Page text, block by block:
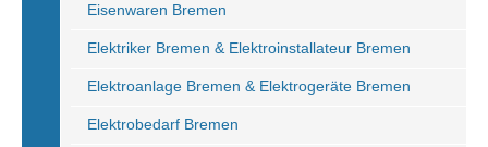
Eisenwaren Bremen
Elektriker Bremen & Elektroinstallateur Bremen
Elektroanlage Bremen & Elektrogeräte Bremen
Elektrobedarf Bremen